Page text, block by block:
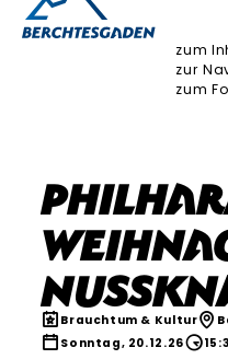
zum
zur
zum
Brauchtum & Kultur
Sonntag, 20.12.26